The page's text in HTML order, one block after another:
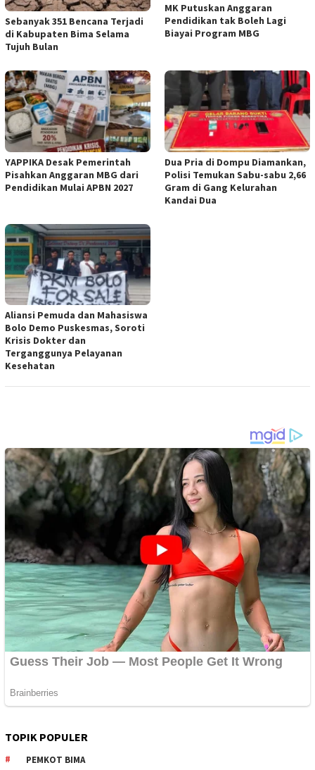
Sebanyak 351 Bencana Terjadi
di Kabupaten Bima Selama
Tujuh Bulan
MK Putuskan Anggaran
Pendidikan tak Boleh Lagi
Biayai Program MBG
YAPPIKA Desak Pemerintah
Pisahkan Anggaran MBG dari
Pendidikan Mulai APBN 2027
Dua Pria di Dompu Diamankan,
Polisi Temukan Sabu-sabu 2,66
Gram di Gang Kelurahan
Kandai Dua
Aliansi Pemuda dan Mahasiswa
Bolo Demo Puskesmas, Soroti
Krisis Dokter dan
Terganggunya Pelayanan
Kesehatan
TOPIK POPULER
PEMKOT BIMA